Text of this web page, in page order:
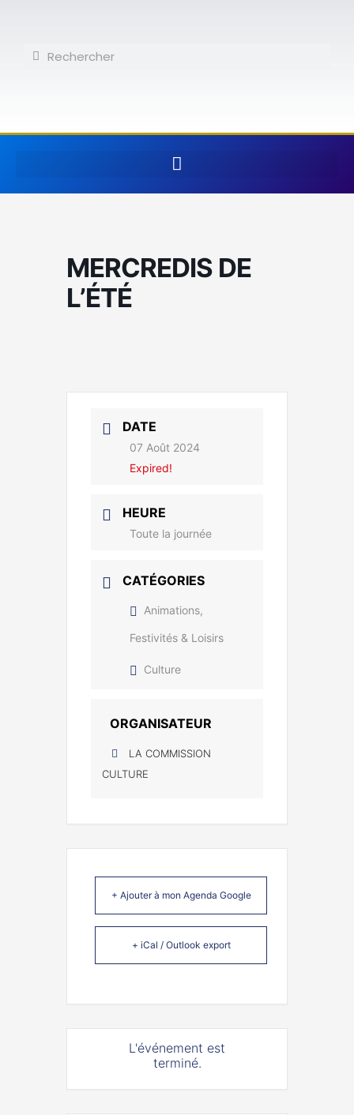
contenuRechercher
Rechercher
MERCREDIS DE
L’ÉTÉ
DATE
07 Août 2024
Expired!
HEURE
Toute la journée
CATÉGORIES
Animations,
Festivités & Loisirs
Culture
ORGANISATEUR
LA COMMISSION
CULTURE
+ Ajouter à mon Agenda Google
+ iCal / Outlook export
L'événement est
terminé.